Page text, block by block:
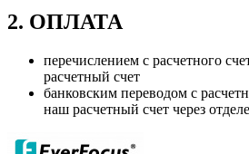
2. ОПЛАТА
перечислением с расчетного
расчетный счет
банковским переводом с
наш расчетный счет через